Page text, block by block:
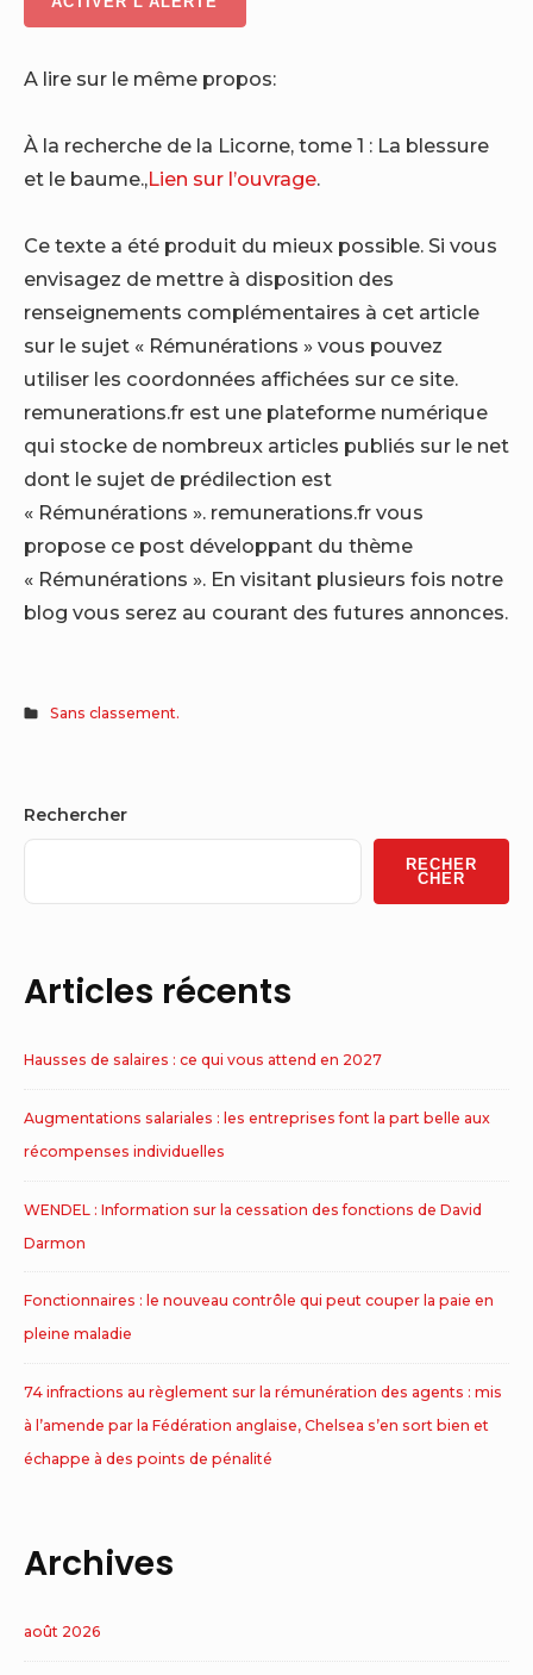
A lire sur le même propos:
À la recherche de la Licorne, tome 1 : La blessure
et le baume.,Lien sur l’ouvrage.
Ce texte a été produit du mieux possible. Si vous
envisagez de mettre à disposition des
renseignements complémentaires à cet article
sur le sujet « Rémunérations » vous pouvez
utiliser les coordonnées affichées sur ce site.
remunerations.fr est une plateforme numérique
qui stocke de nombreux articles publiés sur le net
dont le sujet de prédilection est
« Rémunérations ». remunerations.fr vous
propose ce post développant du thème
« Rémunérations ». En visitant plusieurs fois notre
blog vous serez au courant des futures annonces.
Sans classement.
Sidebar
Widget
Area
Rechercher
RECHER
CHER
Articles récents
Hausses de salaires : ce qui vous attend en 2027
Augmentations salariales : les entreprises font la part belle aux
récompenses individuelles
WENDEL : Information sur la cessation des fonctions de David
Darmon
Fonctionnaires : le nouveau contrôle qui peut couper la paie en
pleine maladie
74 infractions au règlement sur la rémunération des agents : mis
à l’amende par la Fédération anglaise, Chelsea s’en sort bien et
échappe à des points de pénalité
Archives
août 2026